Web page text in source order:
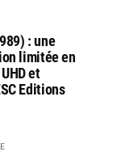
: une
limitée en
et
Editions